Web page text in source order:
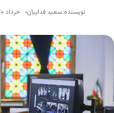
نویسنده:سعید فداییان خرداد ۳۰, ۱۴۰۵